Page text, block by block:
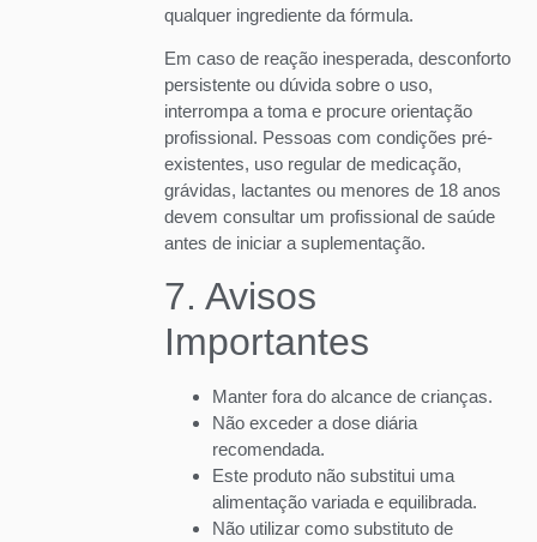
qualquer ingrediente da fórmula.
Em caso de reação inesperada, desconforto
persistente ou dúvida sobre o uso,
interrompa a toma e procure orientação
profissional. Pessoas com condições pré-
existentes, uso regular de medicação,
grávidas, lactantes ou menores de 18 anos
devem consultar um profissional de saúde
antes de iniciar a suplementação.
7. Avisos
Importantes
Manter fora do alcance de crianças.
Não exceder a dose diária
recomendada.
Este produto não substitui uma
alimentação variada e equilibrada.
Não utilizar como substituto de